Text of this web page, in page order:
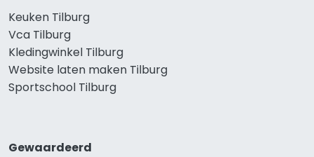
Keuken Tilburg
Vca Tilburg
Kledingwinkel Tilburg
Website laten maken Tilburg
Sportschool Tilburg
Gewaardeerd